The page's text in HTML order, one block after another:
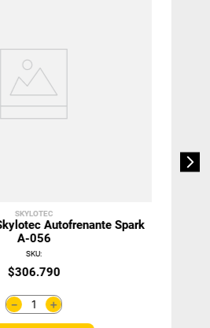
SKYLOTEC
Autofrenante Spark
A-056
SKU:
$306.790
＋
－